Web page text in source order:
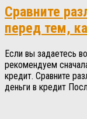
Сравните
перед тем,
Если вы задаетесь
рекомендуем
кредит. Сравните
деньги в кредит